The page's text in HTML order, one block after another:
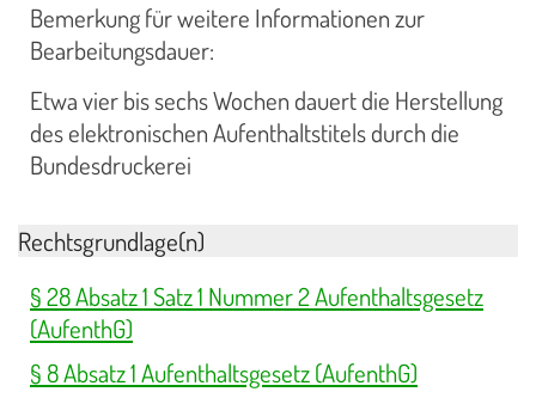
Bemerkung für weitere Informationen zur
Bearbeitungsdauer:
Etwa vier bis sechs Wochen dauert die Herstellung
des elektronischen Aufenthaltstitels durch die
Bundesdruckerei
Rechtsgrundlage(n)
§ 28 Absatz 1 Satz 1 Nummer 2 Aufenthaltsgesetz
(AufenthG)
§ 8 Absatz 1 Aufenthaltsgesetz (AufenthG)